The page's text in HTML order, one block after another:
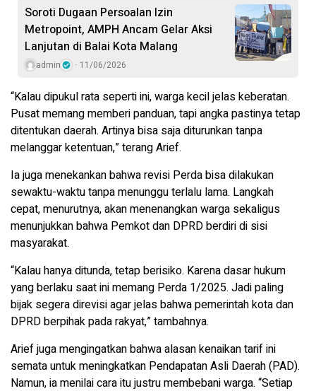
Soroti Dugaan Persoalan Izin
Metropoint, AMPH Ancam Gelar Aksi
Lanjutan di Balai Kota Malang
admin 11/06/2026
“Kalau dipukul rata seperti ini, warga kecil jelas keberatan.
Pusat memang memberi panduan, tapi angka pastinya tetap
ditentukan daerah. Artinya bisa saja diturunkan tanpa
melanggar ketentuan,” terang Arief.
Ia juga menekankan bahwa revisi Perda bisa dilakukan
sewaktu-waktu tanpa menunggu terlalu lama. Langkah
cepat, menurutnya, akan menenangkan warga sekaligus
menunjukkan bahwa Pemkot dan DPRD berdiri di sisi
masyarakat.
“Kalau hanya ditunda, tetap berisiko. Karena dasar hukum
yang berlaku saat ini memang Perda 1/2025. Jadi paling
bijak segera direvisi agar jelas bahwa pemerintah kota dan
DPRD berpihak pada rakyat,” tambahnya.
Arief juga mengingatkan bahwa alasan kenaikan tarif ini
semata untuk meningkatkan Pendapatan Asli Daerah (PAD).
Namun, ia menilai cara itu justru membebani warga. “Setiap